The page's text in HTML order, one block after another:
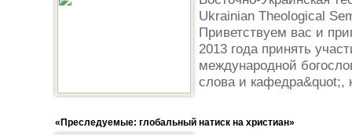
Ukrainian Theological
Приветствуем вас и
2013 года принять
международной
слова и кафедра&quot;,
«Преследуемые: глобальный натиск на христиан»